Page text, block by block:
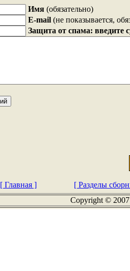
Имя (обязательно)
E-mail (не показывается,
Защита от спама: введите
[ Главная ]
[ Разделы
Copyright ©